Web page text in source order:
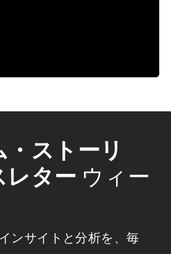
・ストーリ
レター ウィー
ンサイトと分析を、毎